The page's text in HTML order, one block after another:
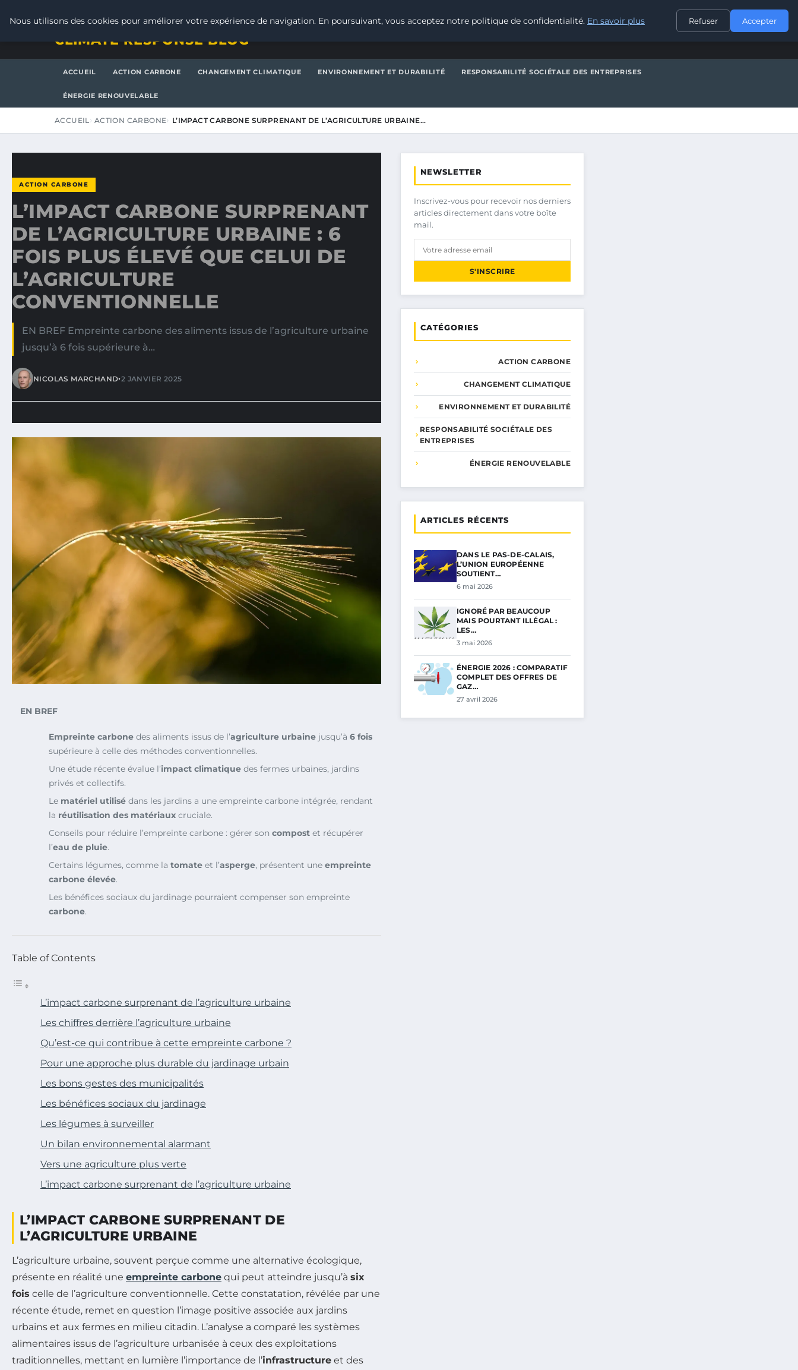
CONTACT
CLIMATE RESPONSE BLOG
ACCUEIL ACTION CARBONE CHANGEMENT CLIMATIQUE ENVIRONNEMENT ET DURABILITÉ RESPONSABILITÉ SOCIÉTALE DES ENTREPRISES
ÉNERGIE RENOUVELABLE
ACCUEIL ACTION CARBONE L’IMPACT CARBONE SURPRENANT DE L’AGRICULTURE URBAINE…
ACTION CARBONE
L’IMPACT CARBONE SURPRENANT
DE L’AGRICULTURE URBAINE : 6
FOIS PLUS ÉLEVÉ QUE CELUI DE
L’AGRICULTURE
CONVENTIONNELLE
EN BREF Empreinte carbone des aliments issus de l’agriculture urbaine
jusqu’à 6 fois supérieure à…
NICOLAS MARCHAND•2 JANVIER 2025
EN BREF
Empreinte carbone des aliments issus de l’agriculture urbaine jusqu’à 6 fois
supérieure à celle des méthodes conventionnelles.
Une étude récente évalue l’impact climatique des fermes urbaines, jardins
privés et collectifs.
Le matériel utilisé dans les jardins a une empreinte carbone intégrée, rendant
la réutilisation des matériaux cruciale.
Conseils pour réduire l’empreinte carbone : gérer son compost et récupérer
l’eau de pluie.
Certains légumes, comme la tomate et l’asperge, présentent une empreinte
carbone élevée.
Les bénéfices sociaux du jardinage pourraient compenser son empreinte
carbone.
Table of Contents
L’impact carbone surprenant de l’agriculture urbaine
Les chiffres derrière l’agriculture urbaine
Qu’est-ce qui contribue à cette empreinte carbone ?
Pour une approche plus durable du jardinage urbain
Les bons gestes des municipalités
Les bénéfices sociaux du jardinage
Les légumes à surveiller
Un bilan environnemental alarmant
Vers une agriculture plus verte
L’impact carbone surprenant de l’agriculture urbaine
L’IMPACT CARBONE SURPRENANT DE
L’AGRICULTURE URBAINE
L’agriculture urbaine, souvent perçue comme une alternative écologique,
présente en réalité une empreinte carbone qui peut atteindre jusqu’à six
fois celle de l’agriculture conventionnelle. Cette constatation, révélée par une
récente étude, remet en question l’image positive associée aux jardins
urbains et aux fermes en milieu citadin. L’analyse a comparé les systèmes
alimentaires issus de l’agriculture urbanisée à ceux des exploitations
traditionnelles, mettant en lumière l’importance de l’infrastructure et des
NEWSLETTER
Inscrivez-vous pour recevoir nos derniers
articles directement dans votre boîte
mail.
S'INSCRIRE
CATÉGORIES
ACTION CARBONE
CHANGEMENT CLIMATIQUE
ENVIRONNEMENT ET DURABILITÉ
RESPONSABILITÉ SOCIÉTALE DES
ENTREPRISES
ÉNERGIE RENOUVELABLE
ARTICLES RÉCENTS
DANS LE PAS-DE-CALAIS,
L’UNION EUROPÉENNE
SOUTIENT…
6 mai 2026
IGNORÉ PAR BEAUCOUP
MAIS POURTANT ILLÉGAL :
LES…
3 mai 2026
ÉNERGIE 2026 : COMPARATIF
COMPLET DES OFFRES DE
GAZ…
27 avril 2026
Nous utilisons des cookies pour améliorer votre expérience de navigation. En poursuivant, vous acceptez notre politique de confidentialité. En savoir plus Refuser Accepter